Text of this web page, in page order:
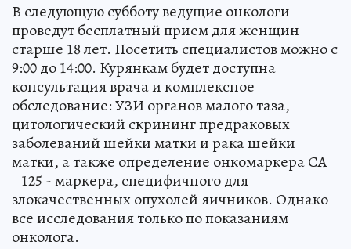
В следующую субботу ведущие онкологи
проведут бесплатный прием для женщин
старше 18 лет. Посетить специалистов можно с
9:00 до 14:00. Курянкам будет доступна
консультация врача и комплексное
обследование: УЗИ органов малого таза,
цитологический скрининг предраковых
заболеваний шейки матки и рака шейки
матки, а также определение онкомаркера СА
–125 - маркера, специфичного для
злокачественных опухолей яичников. Однако
все исследования только по показаниям
онколога.